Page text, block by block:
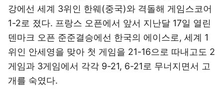
강에선 세계 3위인 한웨(중국)와 격돌해 게임스코어
1-2로 졌다. 프랑스 오픈에서 앞서 지난달 17일 열린
덴마크 오픈 준준결승에선 한국의 에이스로, 세계 1
위인 안세영을 맞아 첫 게임을 21-16으로 따내고도 2
게임과 3게임에서 각각 9-21, 6-21로 무너지면서 고
개를 숙였다.